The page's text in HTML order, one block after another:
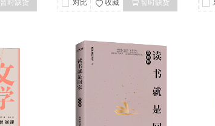
暂时缺货 对比 收藏 暂时缺货